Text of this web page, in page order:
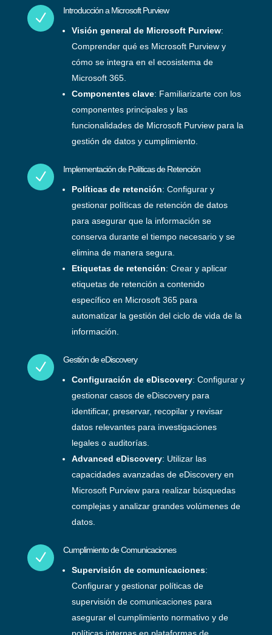
N Introducción a Microsoft Purview
Visión general de Microsoft Purview:
Comprender qué es Microsoft Purview y
cómo se integra en el ecosistema de
Microsoft 365.
Componentes clave: Familiarizarte con los
componentes principales y las
funcionalidades de Microsoft Purview para la
gestión de datos y cumplimiento.
N Implementación de Políticas de Retención
Políticas de retención: Configurar y
gestionar políticas de retención de datos
para asegurar que la información se
conserva durante el tiempo necesario y se
elimina de manera segura.
Etiquetas de retención: Crear y aplicar
etiquetas de retención a contenido
específico en Microsoft 365 para
automatizar la gestión del ciclo de vida de la
información.
N Gestión de eDiscovery
Configuración de eDiscovery: Configurar y
gestionar casos de eDiscovery para
identificar, preservar, recopilar y revisar
datos relevantes para investigaciones
legales o auditorías.
Advanced eDiscovery: Utilizar las
capacidades avanzadas de eDiscovery en
Microsoft Purview para realizar búsquedas
complejas y analizar grandes volúmenes de
datos.
N Cumplimiento de Comunicaciones
Supervisión de comunicaciones:
Configurar y gestionar políticas de
supervisión de comunicaciones para
asegurar el cumplimiento normativo y de